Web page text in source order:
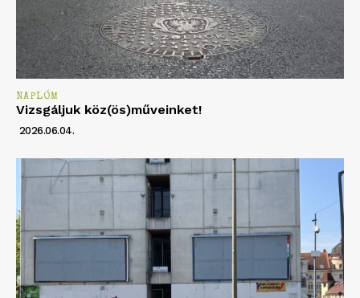
NAPLÓM
Vizsgáljuk köz(ös)műveinket!
2026.06.04.